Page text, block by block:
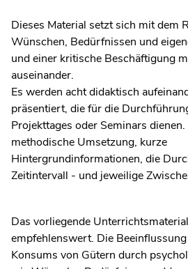
Dieses Material setzt sich mit dem
Wünschen, Bedürfnissen und
und einer kritische Beschäftigung
auseinander.
Es werden acht didaktisch
präsentiert, die für die
Projekttages oder Seminars
methodische Umsetzung, kurze
Hintergrundinformationen, die
Zeitintervall - und jeweilige
Das vorliegende
empfehlenswert. Die
Konsums von Gütern durch